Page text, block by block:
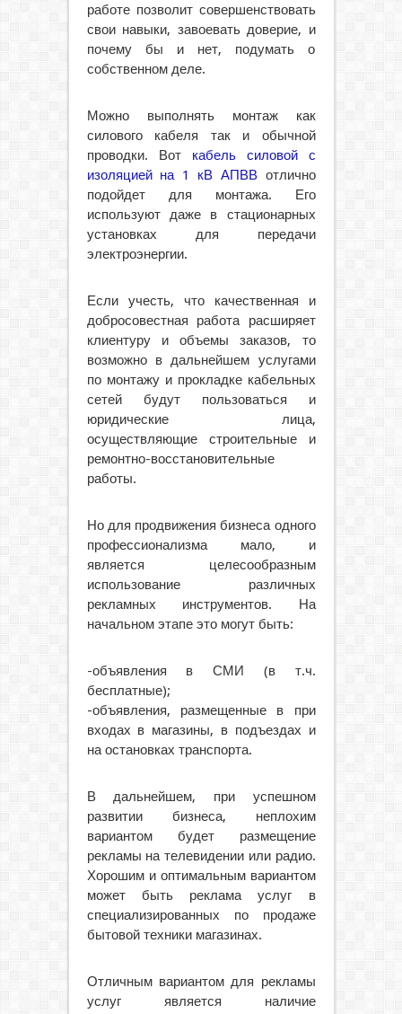
работе позволит совершенствовать
свои навыки, завоевать доверие, и
почему бы и нет, подумать о
собственном деле.
Можно выполнять монтаж как
силового кабеля так и обычной
проводки. Вот кабель силовой с
изоляцией на 1 кВ АПВВотлично
подойдет для монтажа. Его
используют даже в стационарных
установках для передачи
электроэнергии.
Если учесть, что качественная и
добросовестная работа расширяет
клиентуру и объемы заказов, то
возможно в дальнейшем услугами
по монтажу и прокладке кабельных
сетей будут пользоваться и
юридические лица,
осуществляющие строительные и
ремонтно-восстановительные
работы.
Но для продвижения бизнеса одного
профессионализма мало, и
является целесообразным
использование различных
рекламных инструментов. На
начальном этапе это могут быть:
-объявления в СМИ (в т.ч.
бесплатные);
-объявления, размещенные в при
входах в магазины, в подъездах и
на остановках транспорта.
В дальнейшем, при успешном
развитии бизнеса, неплохим
вариантом будет размещение
рекламы на телевидении или радио.
Хорошим и оптимальным вариантом
может быть реклама услуг в
специализированных по продаже
бытовой техники магазинах.
Отличным вариантом для рекламы
услуг является наличие